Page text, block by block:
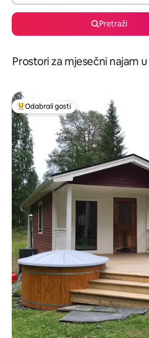
Pretraži
Prostori za mjesečni najam
Među najviše rangiranima s oznakom
Odabrali gosti